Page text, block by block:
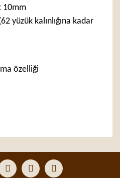
10mm
yüzük kalınlığına kadar
özelliği
iletebilirsiniz.
ederiz.